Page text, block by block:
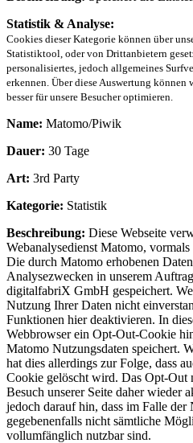
Statistik & Analyse:
Cookies dieser Kategorie können über
Statistiktool, oder von Drittanbietern
personalisiertes, jedoch allgemeines
erkennen. Über diese Auswertung können
besser für unsere Besucher optimieren.
Name: Matomo/Piwik
Dauer: 30 Tage
Art: 3rd Party
Kategorie: Statistik
Beschreibung: Diese Webseite
Webanalysedienst Matomo,
Die durch Matomo erhobenen
Analysezwecken in unserem
digitalfabriX GmbH gespeichert.
Nutzung Ihrer Daten nicht
Funktionen hier deaktivieren. In
Webbrowser ein Opt-Out-Cookie
Matomo Nutzungsdaten speichert.
hat dies allerdings zur Folge, dass
Cookie gelöscht wird. Das Opt-Out
Besuch unserer Seite daher wieder
jedoch darauf hin, dass im Falle
gegebenenfalls nicht sämtliche
vollumfänglich nutzbar sind.